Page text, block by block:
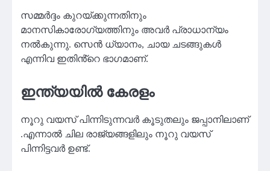
സമ്മർദ്ദം കുറയ്ക്കുന്നതിനും
മാനസികാരോഗ്യത്തിനും അവർ പ്രാധാന്യം
നൽകുന്നു. സെൻ ധ്യാനം, ചായ ചടങ്ങുകൾ
എന്നിവ ഇതിൻ്റെ ഭാഗമാണ്.
ഇന്ത്യയിൽ കേരളം
നൂറു വയസ് പിന്നിടുന്നവർ കൂടുതലും ജപ്പാനിലാണ്
.എന്നാൽ ചില രാജ്യങ്ങളിലും നൂറു വയസ്
പിന്നിട്ടവർ ഉണ്ട്.